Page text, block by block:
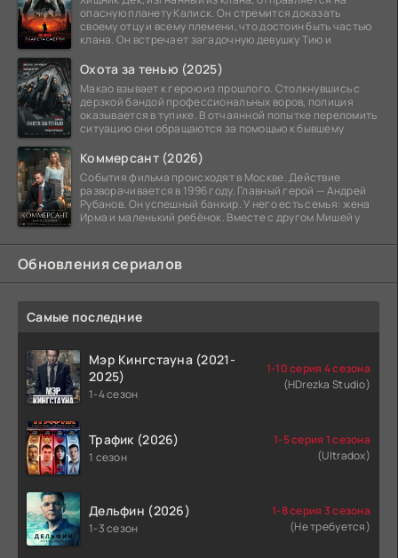
опасную планету Калиск. Он стремится доказать
своему отцу и всему племени, что достоин быть частью
клана. Он встречает загадочную девушку Тию и
Охота за тенью (2025)
Макао взывает к герою из прошлого. Столкнувшись с
дерзкой бандой профессиональных воров, полиция
оказывается в тупике. В отчаянной попытке переломить
ситуацию они обращаются за помощью к бывшему
Коммерсант (2026)
События фильма происходят в Москве. Действие
разворачивается в 1996 году. Главный герой — Андрей
Рубанов. Он успешный банкир. У него есть семья: жена
Ирма и маленький ребёнок. Вместе с другом Мишей у
Обновления сериалов
Самые последние
Мэр Кингстауна (2021-
2025)
1-4 сезон
1-10 серия 4 сезона
(HDrezka Studio)
Трафик (2026)
1 сезон
1-5 серия 1 сезона
(Ultradox)
Дельфин (2026)
1-3 сезон
1-8 серия 3 сезона
(Не требуется)